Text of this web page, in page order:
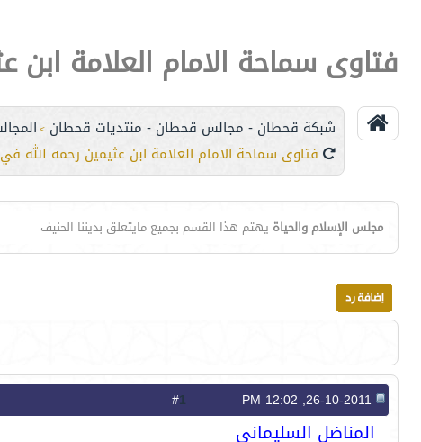
فتاوى سماحة الامام العلامة ابن
شبكة قحطان - مجالس قحطان - منتديات قحطان >
فتاوى سماحة الامام العلامة ابن عثيمين رحمه الله
مجلس الإسلام والحياة يهتم هذا القسم بجميع مايتعلق بديننا الحنيف
1
المناضل السليماني